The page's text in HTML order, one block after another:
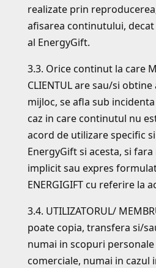
realizate prin
afisarea continutului,
al EnergyGift.
3.3. Orice continut la care
CLIENTUL are sau/si
mijloc, se afla sub incidenta
caz in care continutul nu
acord de utilizare specific
EnergyGift si acesta, si
implicit sau expres
ENERGIGIFT cu referire la
3.4. UTILIZATORUL/
poate copia, transfera si/
numai in scopuri
comerciale, numai in cazul